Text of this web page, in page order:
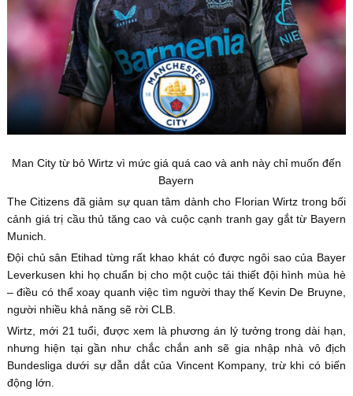
Man City từ bỏ Wirtz vì mức giá quá cao và anh này chỉ muốn đến
Bayern
The Citizens đã giảm sự quan tâm dành cho Florian Wirtz trong bối
cảnh giá trị cầu thủ tăng cao và cuộc cạnh tranh gay gắt từ Bayern
Munich.
Đội chủ sân Etihad từng rất khao khát có được ngôi sao của Bayer
Leverkusen khi họ chuẩn bị cho một cuộc tái thiết đội hình mùa hè
– điều có thể xoay quanh việc tìm người thay thế Kevin De Bruyne,
người nhiều khả năng sẽ rời CLB.
Wirtz, mới 21 tuổi, được xem là phương án lý tưởng trong dài hạn,
nhưng hiện tại gần như chắc chắn anh sẽ gia nhập nhà vô địch
Bundesliga dưới sự dẫn dắt của Vincent Kompany, trừ khi có biến
động lớn.